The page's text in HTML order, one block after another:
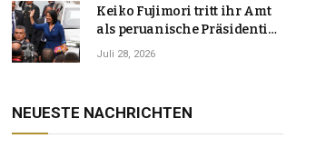
Keiko Fujimori tritt ihr Amt
als peruanische Präsidentin
an und verspricht, das
Juli 28, 2026
NEUESTE NACHRICHTEN